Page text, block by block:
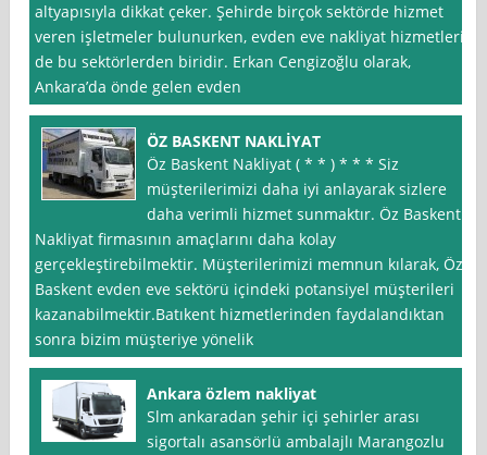
altyapısıyla dikkat çeker. Şehirde birçok sektörde hizmet
veren işletmeler bulunurken, evden eve nakliyat hizmetleri
de bu sektörlerden biridir. Erkan Cengizoğlu olarak,
Ankara’da önde gelen evden
ÖZ BASKENT NAKLİYAT
Öz Baskent Nakliyat ( * * ) * * * Siz
müşterilerimizi daha iyi anlayarak sizlere
daha verimli hizmet sunmaktır. Öz Baskent
Nakliyat firmasının amaçlarını daha kolay
gerçekleştirebilmektir. Müşterilerimizi memnun kılarak, Öz
Baskent evden eve sektörü içindeki potansiyel müşterileri
kazanabilmektir.Batıkent hizmetlerinden faydalandıktan
sonra bizim müşteriye yönelik
Ankara özlem nakliyat
Slm ankaradan şehir içi şehirler arası
sigortalı asansörlü ambalajlı Marangozlu